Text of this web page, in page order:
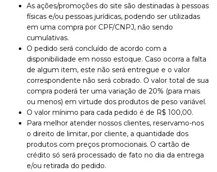
As ações/promoções do site são destinadas à pessoas
físicas e/ou pessoas jurídicas, podendo ser utilizadas
em uma compra por CPF/CNPJ, não sendo
cumulativas.
O pedido será concluído de acordo com a
disponibilidade em nosso estoque. Caso ocorra a falta
de algum item, este não será entregue e o valor
correspondente não será cobrado. O valor total de sua
compra poderá ter uma variação de 20% (para mais
ou menos) em virtude dos produtos de peso variável.
O valor mínimo para cada pedido é de R$ 100,00.
Para melhor atender nossos clientes, reservamo-nos
o direito de limitar, por cliente, a quantidade dos
produtos com preços promocionais. O cartão de
crédito só será processado de fato no dia da entrega
e/ou retirada do pedido.